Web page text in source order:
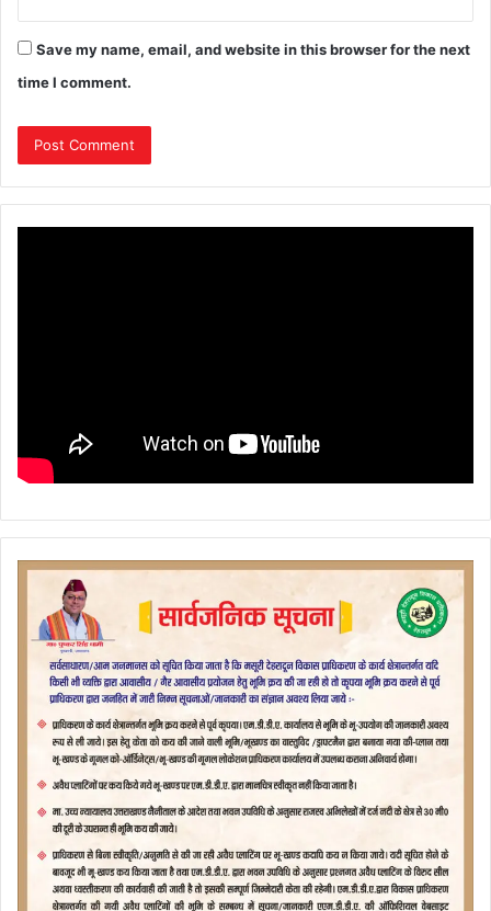
Save my name, email, and website in this browser for the next
time I comment.